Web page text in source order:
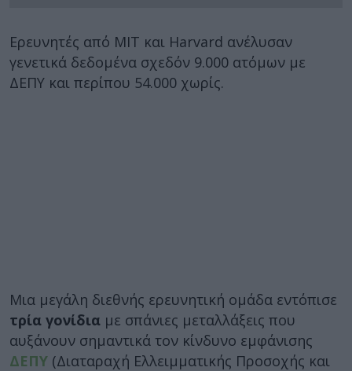
Ερευνητές από MIT και Harvard ανέλυσαν
γενετικά δεδομένα σχεδόν 9.000 ατόμων με
ΔΕΠΥ και περίπου 54.000 χωρίς.
Μια μεγάλη διεθνής ερευνητική ομάδα εντόπισε
τρία γονίδια με σπάνιες μεταλλάξεις που
αυξάνουν σημαντικά τον κίνδυνο εμφάνισης
ΔΕΠΥ (Διαταραχή Ελλειμματικής Προσοχής και